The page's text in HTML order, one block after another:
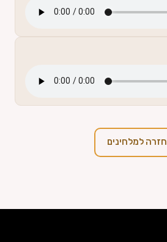
חזרה למלחינים